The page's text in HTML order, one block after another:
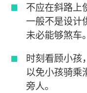
不应在斜路上
一般不是设计
未必能够煞车。
时刻看顾小孩
以免小孩骑乘
旁人。